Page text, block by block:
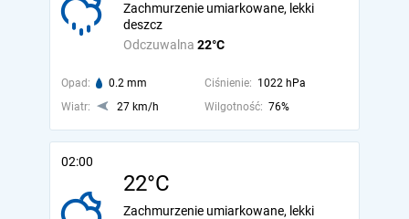
Odczuwalna 22°C
Zachmurzenie umiarkowane, lekki
deszcz
Opad: 0.2 mm Ciśnienie: 1022 hPa
Wiatr:
27 km/h Wilgotność: 76%
02:00
22°C
Zachmurzenie umiarkowane, lekki